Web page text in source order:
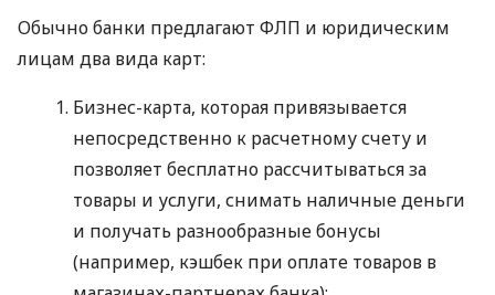
Обычно банки предлагают ФЛП и юридическим
лицам два вида карт:
Бизнес-карта, которая привязывается
непосредственно к расчетному счету и
позволяет бесплатно рассчитываться за
товары и услуги, снимать наличные деньги
и получать разнообразные бонусы
(например, кэшбек при оплате товаров в